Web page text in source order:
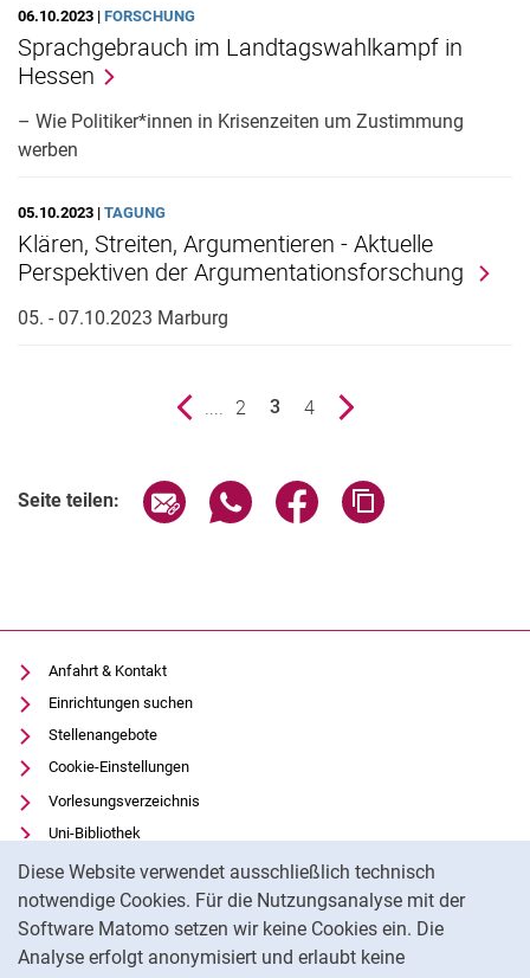
Diese Website verwendet ausschließlich technisch
notwendige Cookies. Für die Nutzungsanalyse mit der
Software Matomo setzen wir keine Cookies ein. Die
Analyse erfolgt anonymisiert und erlaubt keine
06.10.2023 | FORSCHUNG
Sprachgebrauch im Landtagswahlkampf in
Hessen
– Wie Politiker*innen in Krisenzeiten um Zustimmung
werben
05.10.2023 | TAGUNG
Klären, Streiten, Argumentieren - Aktuelle
Perspektiven der Argumentationsforschung
05. - 07.10.2023 Marburg
vorherige Seite .... Seite
2
3
Seite
4 nächste Seite
Seite teilen: Seite über E-Mail teilen
Seite über WhatsApp teilen
Seite über Facebook
Anfahrt & Kontakt
Einrichtungen suchen
Stellenangebote
Cookie-Einstellungen
Vorlesungsverzeichnis
Uni-Bibliothek
Moodle
Panopto
Datenschutz
Barrierefreiheit